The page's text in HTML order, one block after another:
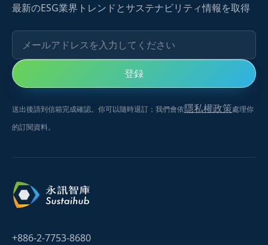
最新のESG業界トレンドとサステナビリティ情報を取得
メールアドレスを入力してください
登録
送出後請到信箱完成確認。你可以隨時退訂；我們會依隱私權政策處理你
的訂閱資料。
+886-2-7753-8680